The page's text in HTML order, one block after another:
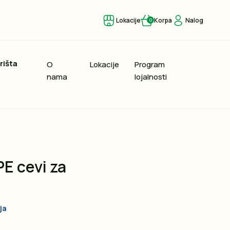
Lokacije 0 Korpa Nalog
O
nama
Lokacije
Program
lojalnosti
cevi za